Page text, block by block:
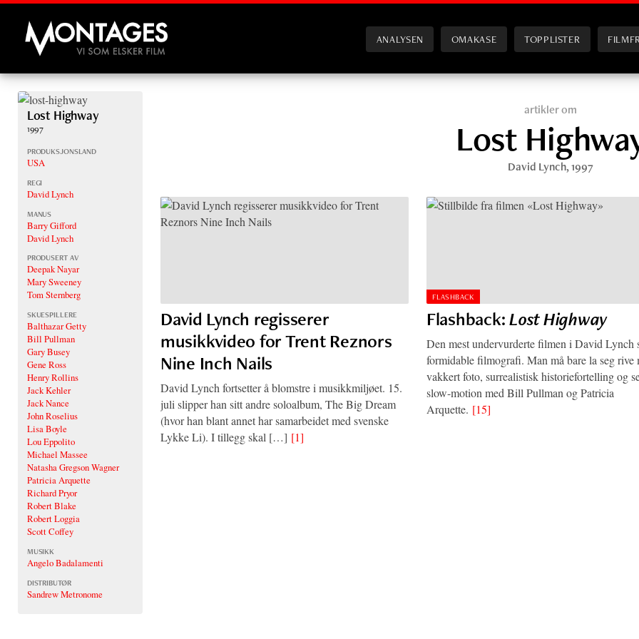
Montages
ANALYSEN OMAKASE TOPPLISTER
Lost Highway
1997
PRODUKSJONSLAND
USA
REGI
David Lynch
MANUS
Barry Gifford
David Lynch
PRODUSERT AV
Deepak Nayar
Mary Sweeney
Tom Sternberg
SKUESPILLERE
Balthazar Getty
Bill Pullman
Gary Busey
Gene Ross
Henry Rollins
Jack Kehler
Jack Nance
John Roselius
Lisa Boyle
Lou Eppolito
Michael Massee
Natasha Gregson Wagner
Patricia Arquette
Richard Pryor
Robert Blake
Robert Loggia
Scott Coffey
MUSIKK
Angelo Badalamenti
DISTRIBUTØR
Sandrew Metronome
artikler om
Lost
David Lynch, 1997
David Lynch regisserer
musikkvideo for Trent Reznors
Nine Inch Nails
David Lynch fortsetter å blomstre i musikkmiljøet. 15.
juli slipper han sitt andre soloalbum, The Big Dream
(hvor han blant annet har samarbeidet med svenske
Lykke Li). I tillegg skal […] [1]
FLASHBACK
Flashback:Lost Highway
Den mest undervurderte filmen i David Lynch
formidable filmografi. Man må bare la seg rive
vakkert foto, surrealistisk historiefortelling og
slow-motion med Bill Pullman og Patricia
Arquette. [15]